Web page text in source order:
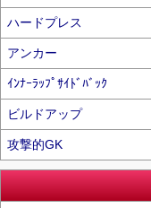
ハードプレス
アンカー
ｲﾝﾅｰﾗｯﾌﾟｻｲﾄﾞﾊﾞｯｸ
ビルドアップ
攻撃的GK